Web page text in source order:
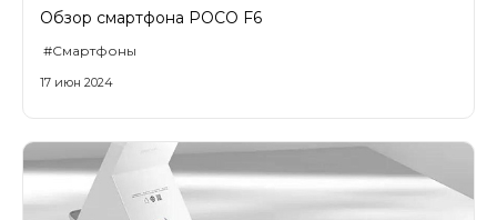
Обзор смартфона POCO F6
#Смартфоны
17 июн 2024